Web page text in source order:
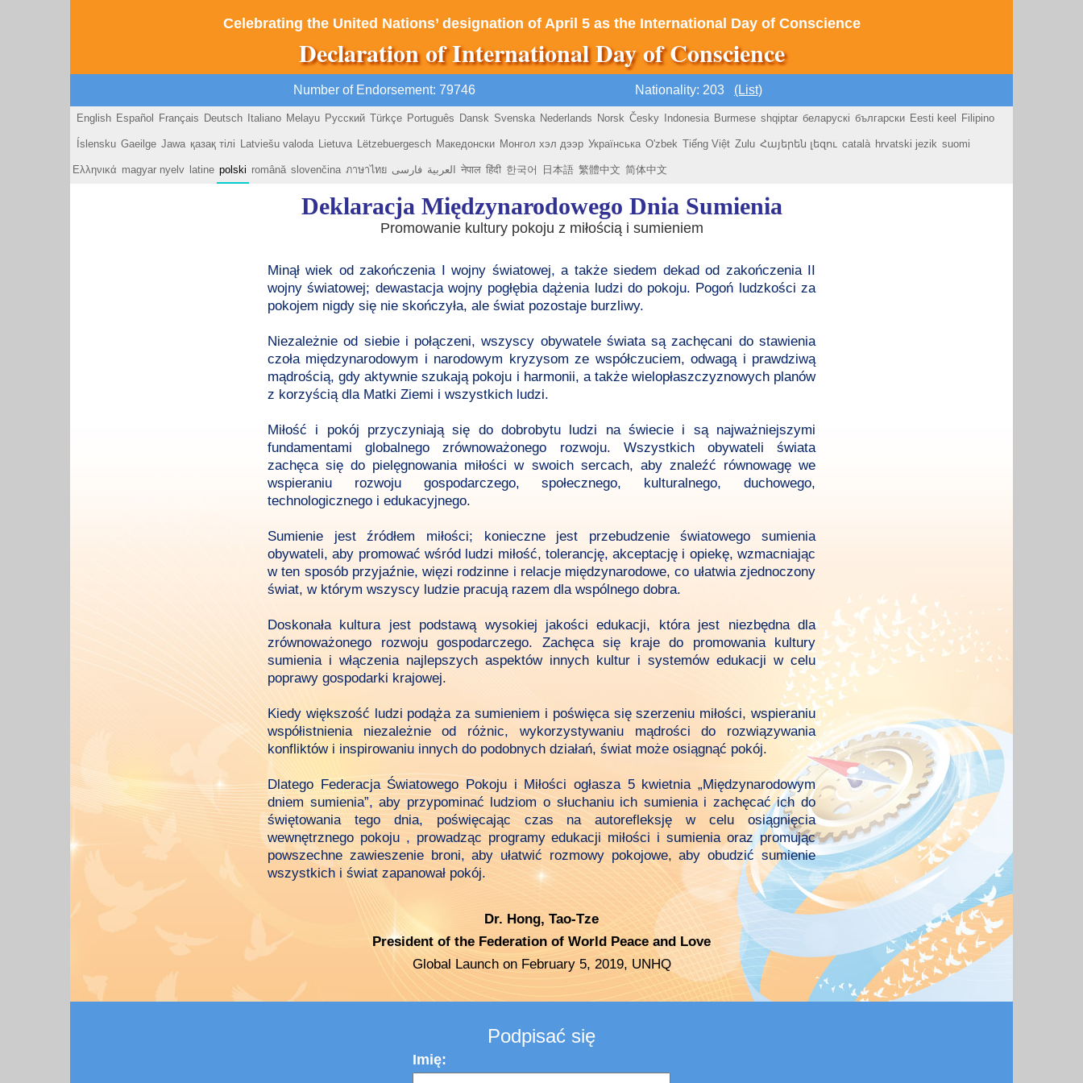
Celebrating the United Nations’ designation of April 5 as the International Day of Conscience
Declaration of International Day of Conscience
Number of Endorsement: 79746 Nationality: 203 (List)
English Español Français Deutsch Italiano Melayu Русский Türkçe Português Dansk Svenska Nederlands Norsk Česky Indonesia Burmese shqiptar беларускі български Eesti keel Filipino
Íslensku Gaeilge Jawa қазақ тілі Latviešu valoda Lietuva Lëtzebuergesch Македонски Монгол хэл дээр Українська O'zbek Tiếng Việt Zulu Հայերեն լեզու català hrvatski jezik suomi
Ελληνικά magyar nyelv latine polski română slovenčina ภาษาไทย فارسی العربية नेपाल हिंदी 한국어 日本語 繁體中文 简体中文
Deklaracja Międzynarodowego Dnia Sumienia
Promowanie kultury pokoju z miłością i sumieniem
Minął wiek od zakończenia I wojny światowej, a także siedem dekad od zakończenia II
wojny światowej; dewastacja wojny pogłębia dążenia ludzi do pokoju. Pogoń ludzkości za
pokojem nigdy się nie skończyła, ale świat pozostaje burzliwy.
Niezależnie od siebie i połączeni, wszyscy obywatele świata są zachęcani do stawienia
czoła międzynarodowym i narodowym kryzysom ze współczuciem, odwagą i prawdziwą
mądrością, gdy aktywnie szukają pokoju i harmonii, a także wielopłaszczyznowych planów
z korzyścią dla Matki Ziemi i wszystkich ludzi.
Miłość i pokój przyczyniają się do dobrobytu ludzi na świecie i są najważniejszymi
fundamentami globalnego zrównoważonego rozwoju. Wszystkich obywateli świata
zachęca się do pielęgnowania miłości w swoich sercach, aby znaleźć równowagę we
wspieraniu rozwoju gospodarczego, społecznego, kulturalnego, duchowego,
technologicznego i edukacyjnego.
Sumienie jest źródłem miłości; konieczne jest przebudzenie światowego sumienia
obywateli, aby promować wśród ludzi miłość, tolerancję, akceptację i opiekę, wzmacniając
w ten sposób przyjaźnie, więzi rodzinne i relacje międzynarodowe, co ułatwia zjednoczony
świat, w którym wszyscy ludzie pracują razem dla wspólnego dobra.
Doskonała kultura jest podstawą wysokiej jakości edukacji, która jest niezbędna dla
zrównoważonego rozwoju gospodarczego. Zachęca się kraje do promowania kultury
sumienia i włączenia najlepszych aspektów innych kultur i systemów edukacji w celu
poprawy gospodarki krajowej.
Kiedy większość ludzi podąża za sumieniem i poświęca się szerzeniu miłości, wspieraniu
współistnienia niezależnie od różnic, wykorzystywaniu mądrości do rozwiązywania
konfliktów i inspirowaniu innych do podobnych działań, świat może osiągnąć pokój.
Dlatego Federacja Światowego Pokoju i Miłości ogłasza 5 kwietnia „Międzynarodowym
dniem sumienia”, aby przypominać ludziom o słuchaniu ich sumienia i zachęcać ich do
świętowania tego dnia, poświęcając czas na autorefleksję w celu osiągnięcia
wewnętrznego pokoju , prowadząc programy edukacji miłości i sumienia oraz promując
powszechne zawieszenie broni, aby ułatwić rozmowy pokojowe, aby obudzić sumienie
wszystkich i świat zapanował pokój.
Dr. Hong, Tao-Tze
President of the Federation of World Peace and Love
Global Launch on February 5, 2019, UNHQ
Podpisać się
Imię: